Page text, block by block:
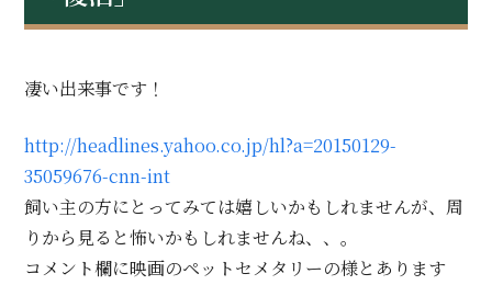
凄い出来事です！
http://headlines.yahoo.co.jp/hl?a=20150129-
35059676-cnn-int
飼い主の方にとってみては嬉しいかもしれませんが、周
りから見ると怖いかもしれませんね、、。
コメント欄に映画のペットセメタリーの様とあります